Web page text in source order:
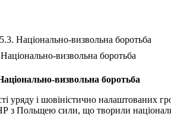
Національно-визвольна боротьба
визвольна боротьба
визвольна боротьба
уряду і шовіністично налаштованих
з Польщею сили, що творили